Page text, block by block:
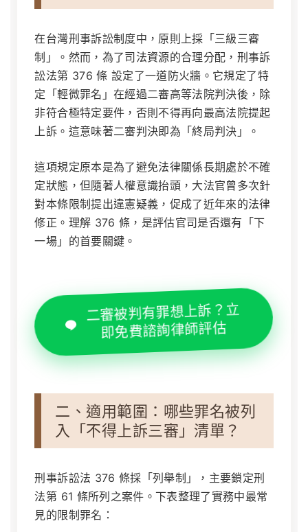
在台灣刑事訴訟制度中，原則上採「三級三審
制」。然而，為了司法資源的合理分配，刑事訴
訟法第 376 條 設定了一道防火牆。它規定了特
定「輕微罪名」在經過二審高等法院判決後，除
非符合極特定要件，否則不得再向最高法院提起
上訴。這意味著二審判決即為「終局判決」。
這項規定原本是為了避免法律關係長期處於不確
定狀態，但隨著人權意識抬頭，大法官曾多次針
對本條限制提出違憲疑義，促成了近年來的法律
修正。理解 376 條，是評估官司是否還有「下
一場」的首要關鍵。
二審被判有罪想上訴？立
即免費諮詢律師評估
二、適用範圍：哪些罪名被列
入「不得上訴三審」清單？
刑事訴訟法 376 條採「列舉制」，主要鎖定刑
法第 61 條所列之案件。下表整理了實務中最常
見的限制罪名：